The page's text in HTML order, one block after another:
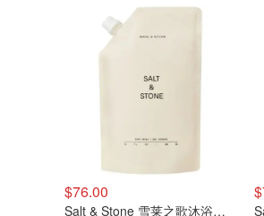
$76.00
Salt & Stone 雪莱之歌沐浴露替换装956ml